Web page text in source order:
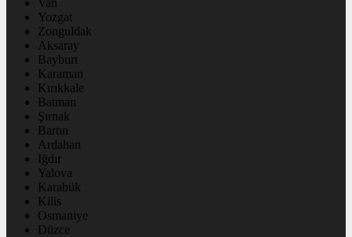
Van
Yozgat
Zonguldak
Aksaray
Bayburt
Karaman
Kırıkkale
Batman
Şırnak
Bartın
Ardahan
Iğdır
Yalova
Karabük
Kilis
Osmaniye
Düzce